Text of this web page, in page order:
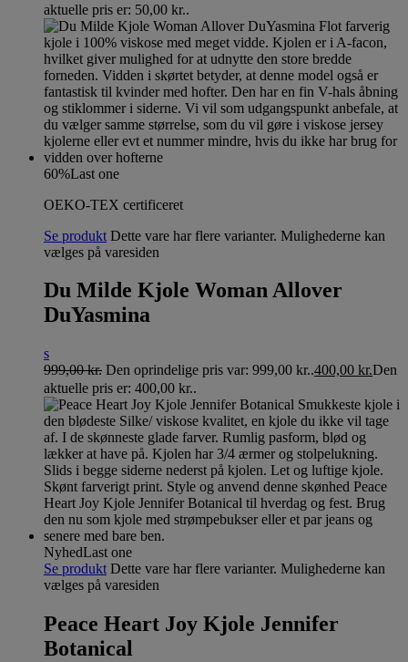
aktuelle pris er: 50,00 kr..
60%Last one
OEKO-TEX certificeret
Se produkt Dette vare har flere varianter. Mulighederne kan
vælges på varesiden
Du Milde Kjole Woman Allover
DuYasmina
s
999,00kr. Den oprindelige pris var: 999,00 kr..400,00 kr.Den
aktuelle pris er: 400,00 kr..
NyhedLast one
Se produkt Dette vare har flere varianter. Mulighederne kan
vælges på varesiden
Peace Heart Joy Kjole Jennifer
Botanical